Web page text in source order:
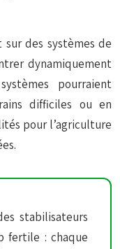
des systèmes de
dynamiquement
pourraient
difficiles ou en
pour l’agriculture
stabilisateurs
fertile : chaque